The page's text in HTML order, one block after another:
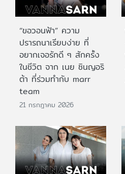
“ขอวอนฟ้า” ความ
ปรารถนาเรียบง่าย ที่
อยากเจอรักดี ๆ สักครั้ง
ในชีวิต จาก เนย ซินญอริ
ต้า ที่ร่วมทำกับ marr
team
21 กรกฎาคม 2026